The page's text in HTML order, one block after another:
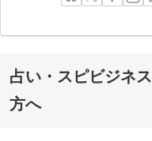
占い・スピビジネ
方へ